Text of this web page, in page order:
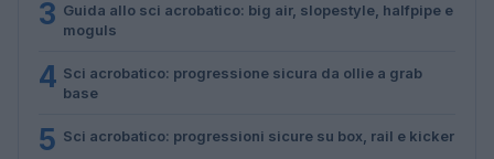
3 Guida allo sci acrobatico: big air, slopestyle, halfpipe e
moguls
4 Sci acrobatico: progressione sicura da ollie a grab
base
5 Sci acrobatico: progressioni sicure su box, rail e kicker